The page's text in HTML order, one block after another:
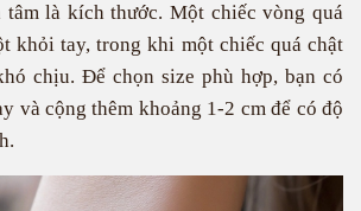
tâm là kích thước. Một chiếc vòng quá
khỏi tay, trong khi một chiếc quá chật
chịu. Để chọn size phù hợp, bạn có
và cộng thêm khoảng 1-2 cm để có độ